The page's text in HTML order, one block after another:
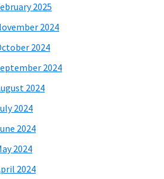
2025
2024
2024
2024
2024
2024
2024
2024
2024